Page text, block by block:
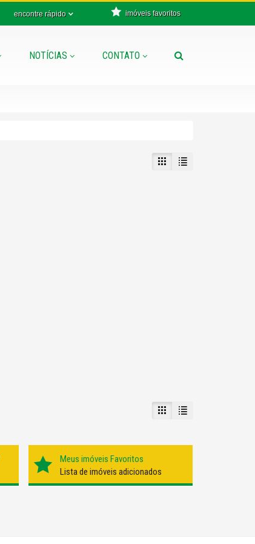
encontre rápido imóveis favoritos
NOTÍCIAS CONTATO
Meus imóveis Favoritos
Lista de imóveis adicionados